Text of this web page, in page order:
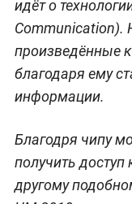
идёт о
Communication).
произведённые
благодаря ему
информации.
Благодря чипу
получить
другому